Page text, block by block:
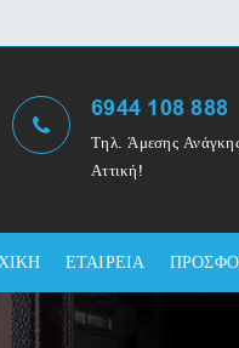
6944 108 888
Τηλ. Άμεσης
Αττική!
ΕΤΑΙΡΕΙΑ